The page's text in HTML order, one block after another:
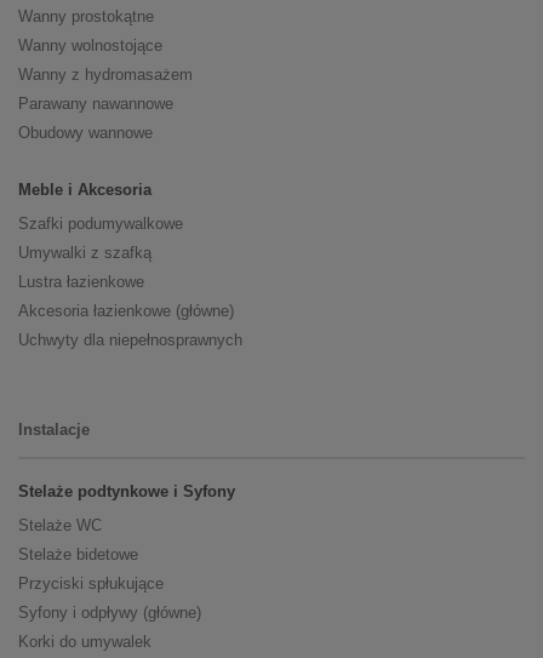
Wanny prostokątne
Wanny wolnostojące
Wanny z hydromasażem
Parawany nawannowe
Obudowy wannowe
Meble i Akcesoria
Szafki podumywalkowe
Umywalki z szafką
Lustra łazienkowe
Akcesoria łazienkowe (główne)
Uchwyty dla niepełnosprawnych
Instalacje
Stelaże podtynkowe i Syfony
Stelaże WC
Stelaże bidetowe
Przyciski spłukujące
Syfony i odpływy (główne)
Korki do umywalek